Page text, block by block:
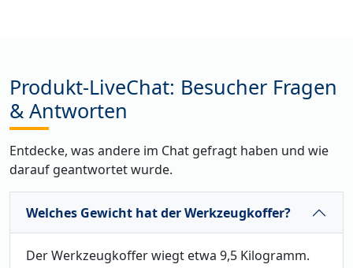
Produkt-LiveChat: Besucher Fragen
& Antworten
Entdecke, was andere im Chat gefragt haben und wie
darauf geantwortet wurde.
Welches Gewicht hat der Werkzeugkoffer?
Der Werkzeugkoffer wiegt etwa 9,5 Kilogramm.